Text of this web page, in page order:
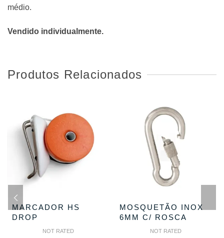
médio.
Vendido individualmente.
Produtos Relacionados
MARCADOR HS
DROP
NOT RATED
MOSQUETÃO INOX
6MM C/ ROSCA
NOT RATED